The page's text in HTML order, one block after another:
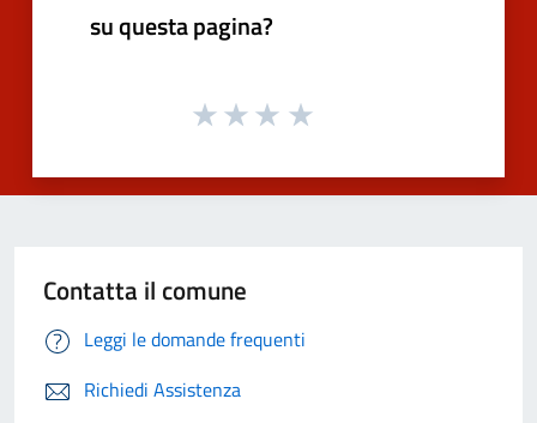
su questa pagina?
Contatta il comune
Leggi le domande frequenti
Richiedi Assistenza